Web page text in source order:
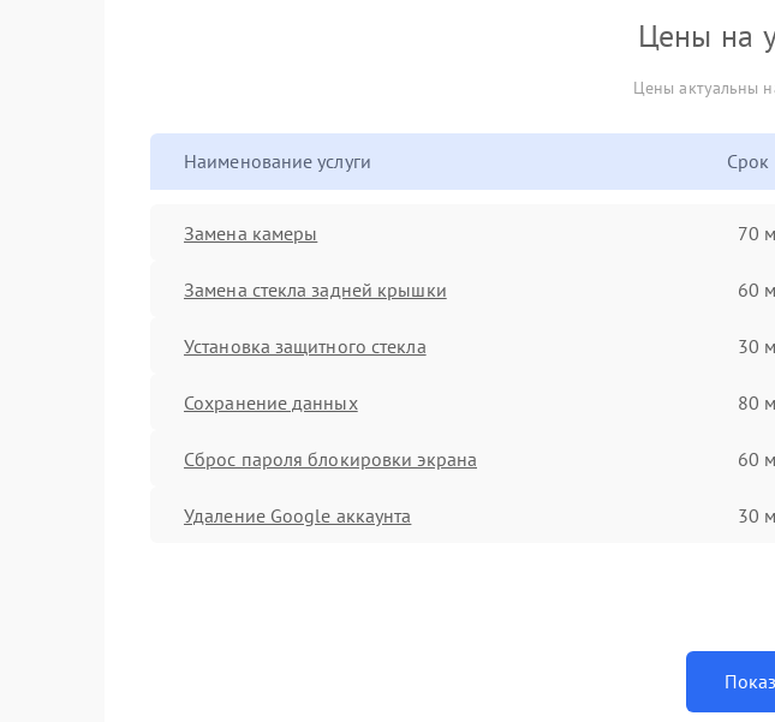
Цены на
Цены актуальны
Наименование услуги Срок
Замена камеры 70
Замена стекла задней крышки 60
Установка защитного стекла 30
Сохранение данных 80
Сброс пароля блокировки экрана 60
Удаление Google аккаунта 30